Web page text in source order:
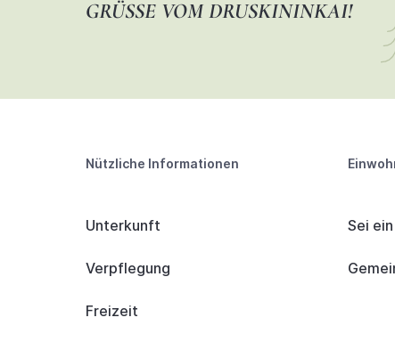
GRÜSSE VOM DRUSKININKAI!
Nützliche Informationen
Unterkunft
Verpflegung
Freizeit
Sei